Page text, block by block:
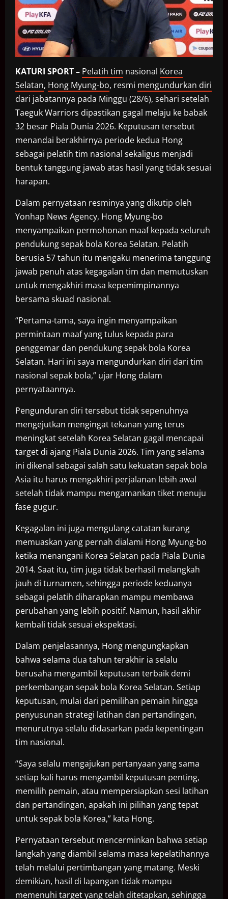
KATURI SPORT – Pelatih tim nasional Korea
Selatan, Hong Myung-bo, resmi mengundurkan diri
dari jabatannya pada Minggu (28/6), sehari setelah
Taeguk Warriors dipastikan gagal melaju ke babak
32 besar Piala Dunia 2026. Keputusan tersebut
menandai berakhirnya periode kedua Hong
sebagai pelatih tim nasional sekaligus menjadi
bentuk tanggung jawab atas hasil yang tidak sesuai
harapan.
Dalam pernyataan resminya yang dikutip oleh
Yonhap News Agency, Hong Myung-bo
menyampaikan permohonan maaf kepada seluruh
pendukung sepak bola Korea Selatan. Pelatih
berusia 57 tahun itu mengaku menerima tanggung
jawab penuh atas kegagalan tim dan memutuskan
untuk mengakhiri masa kepemimpinannya
bersama skuad nasional.
“Pertama-tama, saya ingin menyampaikan
permintaan maaf yang tulus kepada para
penggemar dan pendukung sepak bola Korea
Selatan. Hari ini saya mengundurkan diri dari tim
nasional sepak bola,” ujar Hong dalam
pernyataannya.
Pengunduran diri tersebut tidak sepenuhnya
mengejutkan mengingat tekanan yang terus
meningkat setelah Korea Selatan gagal mencapai
target di ajang Piala Dunia 2026. Tim yang selama
ini dikenal sebagai salah satu kekuatan sepak bola
Asia itu harus mengakhiri perjalanan lebih awal
setelah tidak mampu mengamankan tiket menuju
fase gugur.
Kegagalan ini juga mengulang catatan kurang
memuaskan yang pernah dialami Hong Myung-bo
ketika menangani Korea Selatan pada Piala Dunia
2014. Saat itu, tim juga tidak berhasil melangkah
jauh di turnamen, sehingga periode keduanya
sebagai pelatih diharapkan mampu membawa
perubahan yang lebih positif. Namun, hasil akhir
kembali tidak sesuai ekspektasi.
Dalam penjelasannya, Hong mengungkapkan
bahwa selama dua tahun terakhir ia selalu
berusaha mengambil keputusan terbaik demi
perkembangan sepak bola Korea Selatan. Setiap
keputusan, mulai dari pemilihan pemain hingga
penyusunan strategi latihan dan pertandingan,
menurutnya selalu didasarkan pada kepentingan
tim nasional.
“Saya selalu mengajukan pertanyaan yang sama
setiap kali harus mengambil keputusan penting,
memilih pemain, atau mempersiapkan sesi latihan
dan pertandingan, apakah ini pilihan yang tepat
untuk sepak bola Korea,” kata Hong.
Pernyataan tersebut mencerminkan bahwa setiap
langkah yang diambil selama masa kepelatihannya
telah melalui pertimbangan yang matang. Meski
demikian, hasil di lapangan tidak mampu
memenuhi target yang telah ditetapkan, sehingga